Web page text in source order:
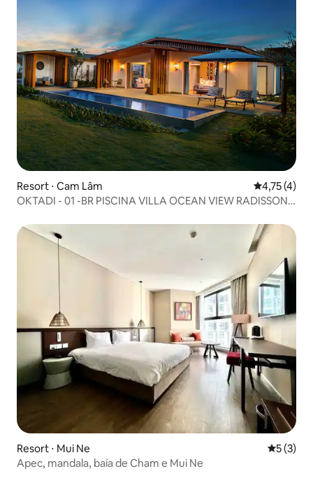
Resort ⋅ Cam Lâm 4,75 de
4,75 (4)
OKTADI - 01 -BR PISCINA VILLA OCEAN VIEW RADISSON
Resort ⋅ Mui Ne 5 de
5 (3)
Apec, mandala, baía de Cham e Mui Ne